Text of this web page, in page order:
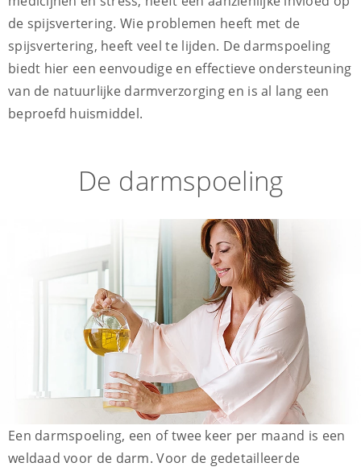
de spijsvertering. Wie problemen heeft met de
spijsvertering, heeft veel te lijden. De darmspoeling
biedt hier een eenvoudige en effectieve ondersteuning
van de natuurlijke darmverzorging en is al lang een
beproefd huismiddel.
De darmspoeling
Een darmspoeling, een of twee keer per maand is een
weldaad voor de darm. Voor de gedetailleerde